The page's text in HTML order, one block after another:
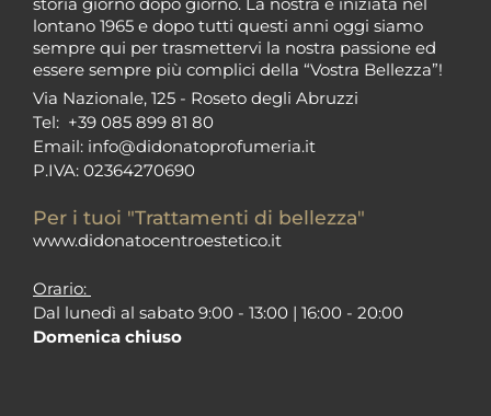
lontano 1965 e dopo tutti questi anni oggi siamo
sempre qui per trasmettervi la nostra passione ed
essere sempre più complici della “Vostra Bellezza”!
Via Nazionale, 125 - Roseto degli Abruzzi
Tel: +39 085 899 81 80
Email: info@didonatoprofumeria.it
P.IVA: 02364270690
Per i tuoi "Trattamenti di bellezza"
www.didonatocentroestetico.it
Orario:
Dal lunedì al sabato 9:00 - 13:00 | 16:00 - 20:00
Domenica chiuso